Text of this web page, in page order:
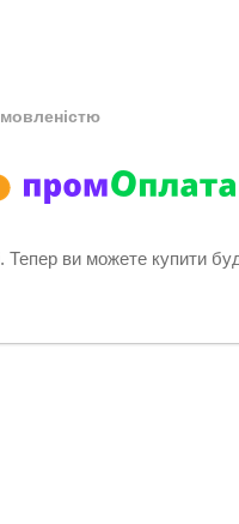
Тепер ви можете купити